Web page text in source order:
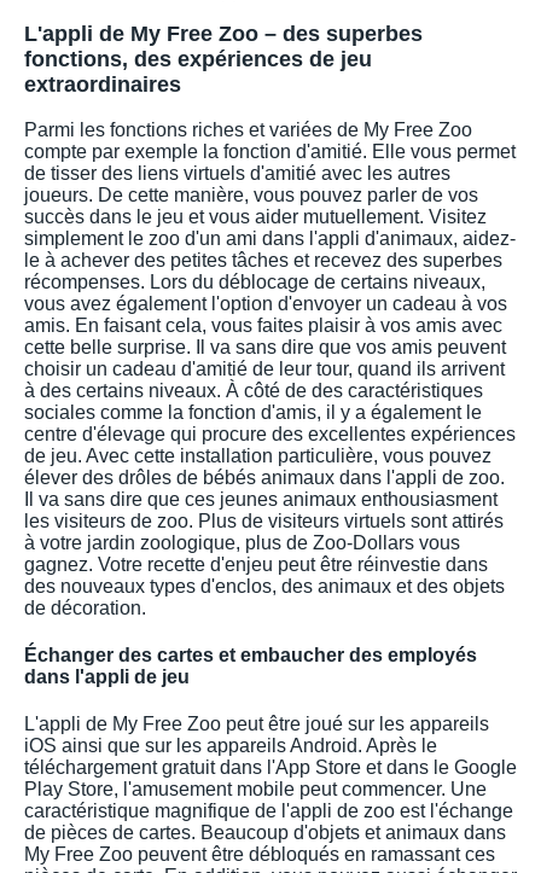
L'appli de My Free Zoo – des superbes
fonctions, des expériences de jeu
extraordinaires
Parmi les fonctions riches et variées de My Free Zoo
compte par exemple la fonction d'amitié. Elle vous permet
de tisser des liens virtuels d'amitié avec les autres
joueurs. De cette manière, vous pouvez parler de vos
succès dans le jeu et vous aider mutuellement. Visitez
simplement le zoo d'un ami dans l'appli d'animaux, aidez-
le à achever des petites tâches et recevez des superbes
récompenses. Lors du déblocage de certains niveaux,
vous avez également l'option d'envoyer un cadeau à vos
amis. En faisant cela, vous faites plaisir à vos amis avec
cette belle surprise. Il va sans dire que vos amis peuvent
choisir un cadeau d'amitié de leur tour, quand ils arrivent
à des certains niveaux. À côté de des caractéristiques
sociales comme la fonction d'amis, il y a également le
centre d'élevage qui procure des excellentes expériences
de jeu. Avec cette installation particulière, vous pouvez
élever des drôles de bébés animaux dans l'appli de zoo.
Il va sans dire que ces jeunes animaux enthousiasment
les visiteurs de zoo. Plus de visiteurs virtuels sont attirés
à votre jardin zoologique, plus de Zoo-Dollars vous
gagnez. Votre recette d'enjeu peut être réinvestie dans
des nouveaux types d'enclos, des animaux et des objets
de décoration.
Échanger des cartes et embaucher des employés
dans l'appli de jeu
L'appli de My Free Zoo peut être joué sur les appareils
iOS ainsi que sur les appareils Android. Après le
téléchargement gratuit dans l'App Store et dans le Google
Play Store, l'amusement mobile peut commencer. Une
caractéristique magnifique de l'appli de zoo est l'échange
de pièces de cartes. Beaucoup d'objets et animaux dans
My Free Zoo peuvent être débloqués en ramassant ces